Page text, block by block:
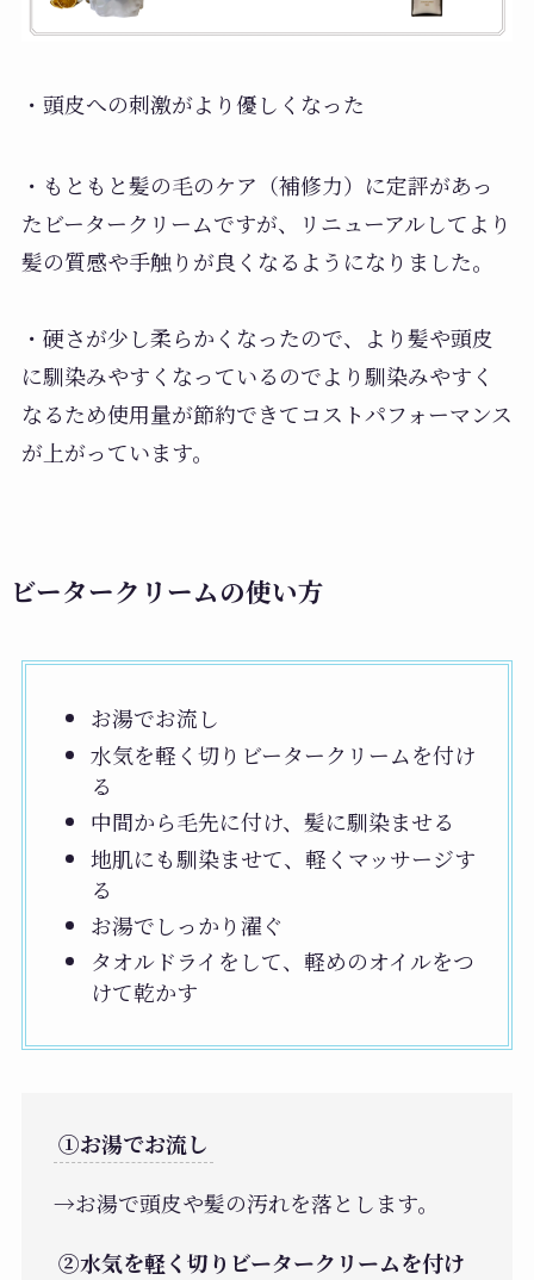
・頭皮への刺激がより優しくなった
・もともと髪の毛のケア（補修力）に定評があっ
たビータークリームですが、リニューアルしてより
髪の質感や手触りが良くなるようになりました。
・硬さが少し柔らかくなったので、より髪や頭皮
に馴染みやすくなっているのでより馴染みやすく
なるため使用量が節約できてコストパフォーマンス
が上がっています。
ビータークリームの使い方
お湯でお流し
水気を軽く切りビータークリームを付け
る
中間から毛先に付け、髪に馴染ませる
地肌にも馴染ませて、軽くマッサージす
る
お湯でしっかり濯ぐ
タオルドライをして、軽めのオイルをつ
けて乾かす
①お湯でお流し
→お湯で頭皮や髪の汚れを落とします。
②水気を軽く切りビータークリームを付け